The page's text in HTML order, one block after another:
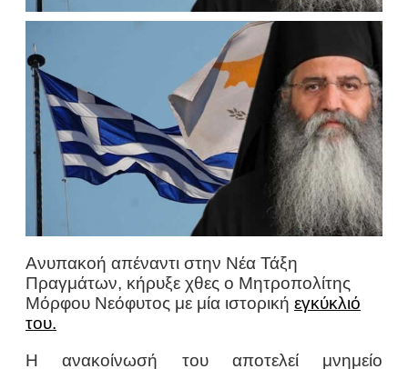
Ανυπακοή απέναντι στην Νέα Τάξη
Πραγμάτων, κήρυξε χθες ο Μητροπολίτης
Μόρφου Νεόφυτος με μία ιστορική εγκύκλιό
του.
Η ανακοίνωσή του αποτελεί μνημείο